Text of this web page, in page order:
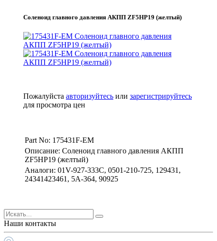
Соленоид главного давления АКПП ZF5HP19 (желтый)
Пожалуйста авторизуйтесь или зарегистрируйтесь
для просмотра цен
Part No: 175431F-EM
Описание: Соленоид главного давления АКПП
ZF5HP19 (желтый)
Аналоги: 01V-927-333C, 0501-210-725, 129431,
24341423461, 5A-364, 90925
Наши контакты